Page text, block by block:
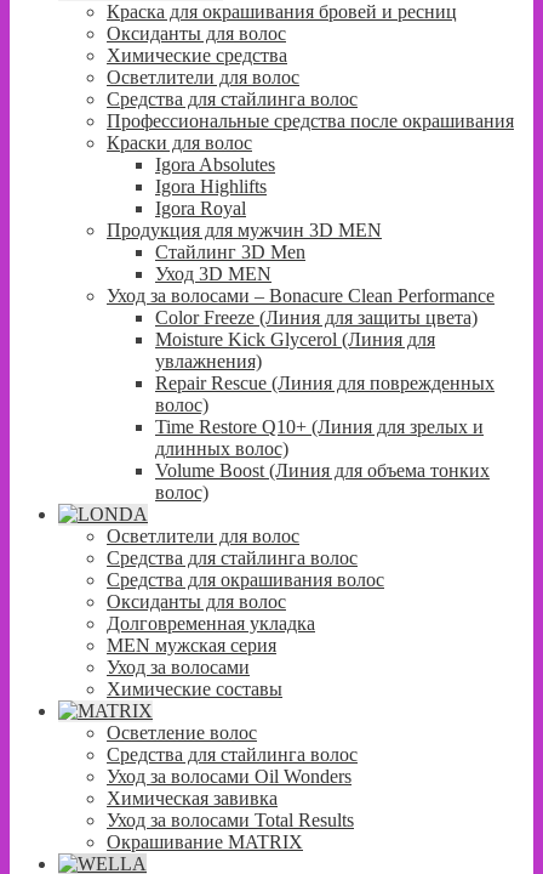
Краска для окрашивания бровей и ресниц
Оксиданты для волос
Химические средства
Осветлители для волос
Средства для стайлинга волос
Профессиональные средства после окрашивания
Краски для волос
Igora Absolutes
Igora Highlifts
Igora Royal
Продукция для мужчин 3D MEN
Стайлинг 3D Men
Уход 3D MEN
Уход за волосами – Bonacure Clean Performance
Color Freeze (Линия для защиты цвета)
Moisture Kick Glycerol (Линия для
увлажнения)
Repair Rescue (Линия для поврежденных
волос)
Time Restore Q10+ (Линия для зрелых и
длинных волос)
Volume Boost (Линия для объема тонких
волос)
Осветлители для волос
Средства для стайлинга волос
Средства для окрашивания волос
Оксиданты для волос
Долговременная укладка
MEN мужская серия
Уход за волосами
Химические составы
Осветление волос
Средства для стайлинга волос
Уход за волосами Oil Wonders
Химическая завивка
Уход за волосами Total Results
Окрашивание MATRIX